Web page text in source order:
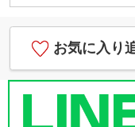
お気に入り